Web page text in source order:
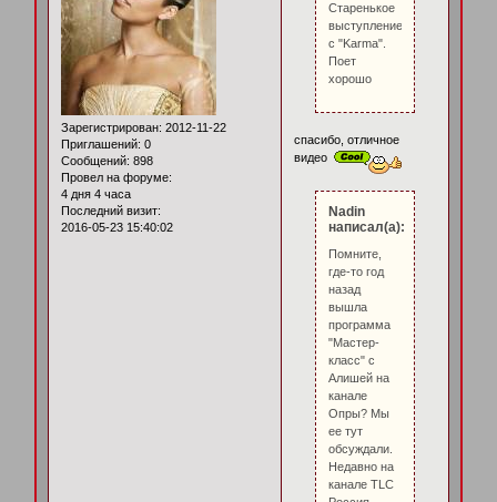
Зарегистрирован: 2012-11-22
Приглашений: 0
Сообщений: 898
Провел на форуме:
4 дня 4 часа
Последний визит:
2016-05-23 15:40:02
Старенькое
выступление
с "Karma".
Поет
хорошо
спасибо, отличное
видео
Nadin
написал(а):
Помните,
где-то год
назад
вышла
программа
"Мастер-
класс" с
Алишей на
канале
Опры? Мы
ее тут
обсуждали.
Недавно на
канале TLC